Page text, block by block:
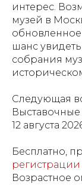
интерес.
музей в
шанс
собрания
Следующая
Выставочные
12 августа
Бесплатно,
регистрации
Возрастное